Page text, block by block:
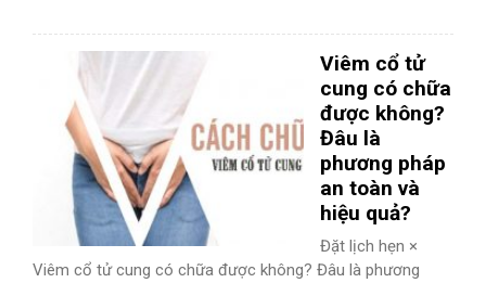
Viêm cổ tử
cung có chữa
được không?
Đâu là
phương pháp
an toàn và
hiệu quả?
Đặt lịch hẹn ×
Viêm cổ tử cung có chữa được không? Đâu là phương